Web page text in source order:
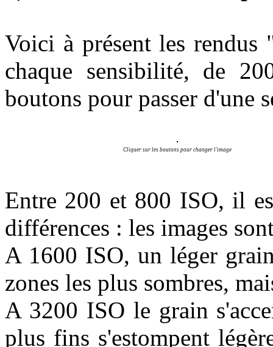
Voici à présent les
chaque sensibilité, de
boutons pour passer d'une
Cliquer sur les boutons pour changer l'image
Entre 200 et 800 ISO, il
différences : les images
A 1600 ISO, un léger
zones les plus sombres,
A 3200 ISO le grain
plus fins s'estompent